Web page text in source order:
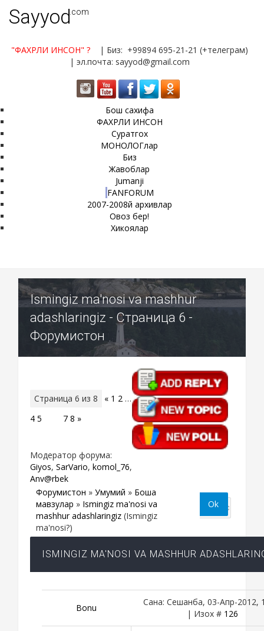
Sayyod.com
"ФАХРЛИ ИНСОН" ?
| Биз: +99894 695-21-21 (+телеграм)
| эл.почта: sayyod@gmail.com
Бош сахифа
ФАХРЛИ ИНСОН
Суратгох
МОНОЛОГлар
Биз
Жавоблар
Jumanji
FANFORUM
2007-2008й архивлар
Овоз бер!
Хикоялар
Ismingiz ma'nosi va mashhur
adashlaringiz - Страница 6 -
Форумистон
Страница 6 из 8 « 1 2 …
4 5 7 8 »
Модератор форума:
Giyos, SarVario, komol_76,
Anv@rbek
Форумистон » Умумий » Бошқа
мавзулар » Ismingiz ma'nosi va
mashhur adashlaringiz (Ismingiz
ma'nosi?)
ISMINGIZ MA'NOSI VA MASHHUR
Bоnu
Сана: Сешанба, 03-Апр-2012,
| Изох # 126